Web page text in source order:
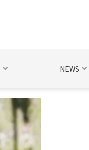
NEWS
ベルト・関連商品